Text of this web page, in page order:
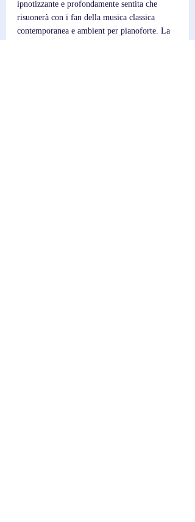
ipnotizzante e profondamente sentita che
risuonerà con i fan della musica classica
contemporanea e ambient per pianoforte. La